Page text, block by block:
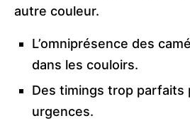
autre couleur.
L’omniprésence des
dans les couloirs.
Des timings trop parfaits
urgences.